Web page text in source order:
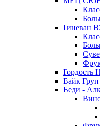
Гиневан
Гордость
Вайк Груп
Веди -